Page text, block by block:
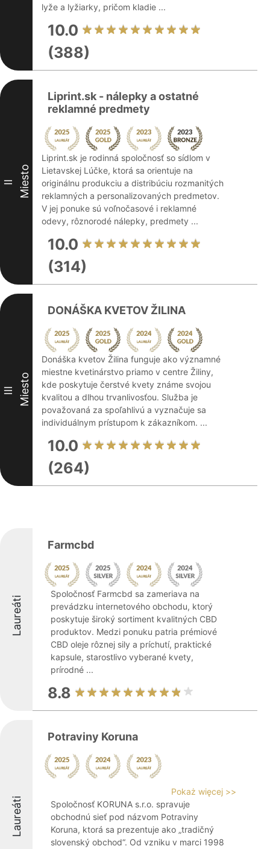
lyže a lyžiarky, pričom kladie ...
10.0
(388)
II Miesto
Liprint.sk - nálepky a ostatné
reklamné predmety
Liprint.sk je rodinná spoločnosť so sídlom v
Lietavskej Lúčke, ktorá sa orientuje na
originálnu produkciu a distribúciu rozmanitých
reklamných a personalizovaných predmetov.
V jej ponuke sú voľnočasové i reklamné
odevy, rôznorodé nálepky, predmety ...
10.0
(314)
III Miesto
DONÁŠKA KVETOV ŽILINA
Donáška kvetov Žilina funguje ako významné
miestne kvetinárstvo priamo v centre Žiliny,
kde poskytuje čerstvé kvety známe svojou
kvalitou a dlhou trvanlivosťou. Služba je
považovaná za spoľahlivú a vyznačuje sa
individuálnym prístupom k zákazníkom. ...
10.0
(264)
Laureáti
Farmcbd
Spoločnosť Farmcbd sa zameriava na
prevádzku internetového obchodu, ktorý
poskytuje široký sortiment kvalitných CBD
produktov. Medzi ponuku patria prémiové
CBD oleje rôznej sily a príchutí, praktické
kapsule, starostlivo vyberané kvety,
prírodné ...
8.8
Laureáti
Potraviny Koruna
Pokaż więcej >>
Spoločnosť KORUNA s.r.o. spravuje
obchodnú sieť pod názvom Potraviny
Koruna, ktorá sa prezentuje ako „tradičný
slovenský obchod“. Od vzniku v marci 1998